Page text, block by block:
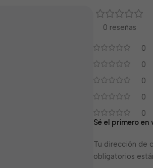
0 reseñas
0
0
0
0
0
Sé el primero
Tu dirección de
obligatorios